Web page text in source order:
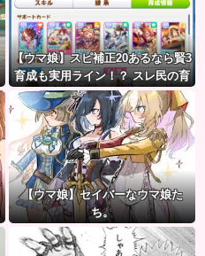
【ウマ娘】スピ補正20あるなら賢3
育成も実用ライン！？ スレ民の育
成した夏ドーベルが仕上がりつつ
ある件
【ウマ娘】セイバーなウマ娘た
ち。